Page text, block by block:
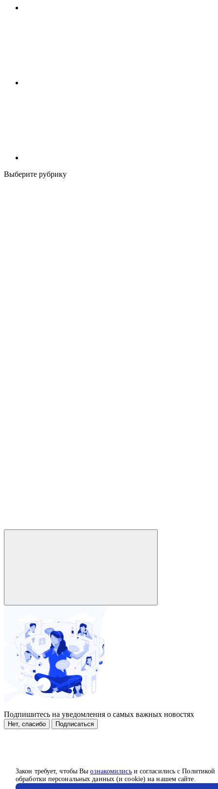
Закон требует, чтобы Выознакомилисьи согласились с Политикой
обработки персональных данных (и cookie) на нашем сайте.
Выберите рубрику
Подпишитесь на уведомления о самых важных новостях
Нет, спасибо Подписаться